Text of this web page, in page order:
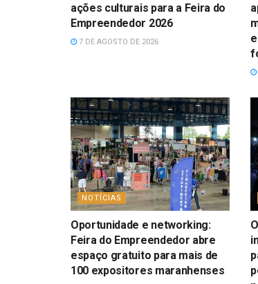
ações culturais para a Feira do
Empreendedor 2026
7 DE AGOSTO DE 2026
NOTÍCIAS
Oportunidade e networking:
Feira do Empreendedor abre
espaço gratuito para mais de
100 expositores maranhenses